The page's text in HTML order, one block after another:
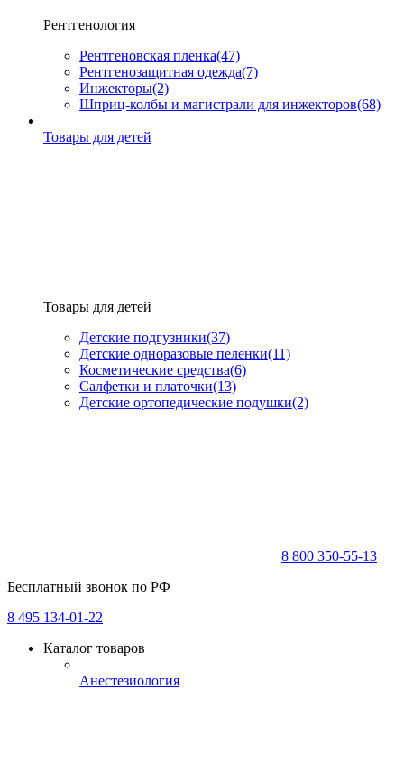
Рентгенология
Рентгеновская пленка(47)
Рентгенозащитная одежда(7)
Инжекторы(2)
Шприц-колбы и магистрали для инжекторов(68)
Товары для детей
Товары для детей
Детские подгузники(37)
Детские одноразовые пеленки(11)
Косметические средства(6)
Салфетки и платочки(13)
Детские ортопедические подушки(2)
8 800 350-55-13
Бесплатный звонок по РФ
8 495 134-01-22
Каталог товаров
Анестезиология